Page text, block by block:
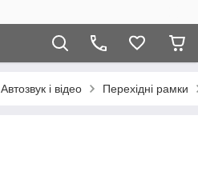
Автозвук і відео Перехідні рамки